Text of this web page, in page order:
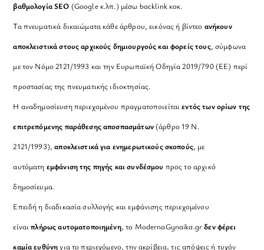
βαθμολογία SEO (Google κ.λπ.) μέσω backlink κοκ.
Τα πνευματικά δικαιώματα κάθε άρθρου, εικόνας ή βίντεο ανήκουν
αποκλειστικά στους αρχικούς δημιουργούς και φορείς τους, σύμφωνα
με τον Νόμο 2121/1993 και την Ευρωπαϊκή Οδηγία 2019/790 (ΕΕ) περί
προστασίας της πνευματικής ιδιοκτησίας.
Η αναδημοσίευση περιεχομένου πραγματοποιείταιεντός των ορίων της
επιτρεπόμενης παράθεσης αποσπασμάτων(άρθρο 19 Ν.
2121/1993), αποκλειστικά για ενημερωτικούς σκοπούς, με
αυτόματη εμφάνιση της πηγής και συνδέσμου προς το αρχικό
δημοσίευμα.
Επειδή η διαδικασία συλλογής και εμφάνισης περιεχομένου
είναιπλήρως αυτοματοποιημένη, το ModernaGynaika.grδεν φέρει
καμία ευθύνηγια το περιεχόμενο, την ακρίβεια, τις απόψεις ή τυχόν